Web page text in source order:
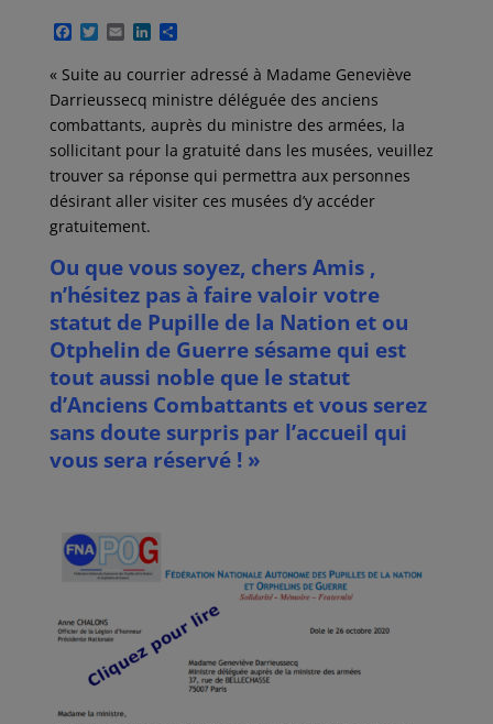
F
c
e
b
o
o
k
T
i
t
t
e
r
E
a
i
l
L
n
k
e
d
I
n
P
r
t
a
g
e
r
« Suite au courrier adressé à Madame Geneviève
Darrieussecq ministre déléguée des anciens
combattants, auprès du ministre des armées, la
sollicitant pour la gratuité dans les musées, veuillez
trouver sa réponse qui permettra aux personnes
désirant aller visiter ces musées d’y accéder
gratuitement.
Ou que vous soyez, chers Amis ,
n’hésitez pas à faire valoir votre
statut de Pupille de la Nation et ou
Otphelin de Guerre sésame qui est
tout aussi noble que le statut
d’Anciens Combattants et vous serez
sans doute surpris par l’accueil qui
vous sera réservé ! »